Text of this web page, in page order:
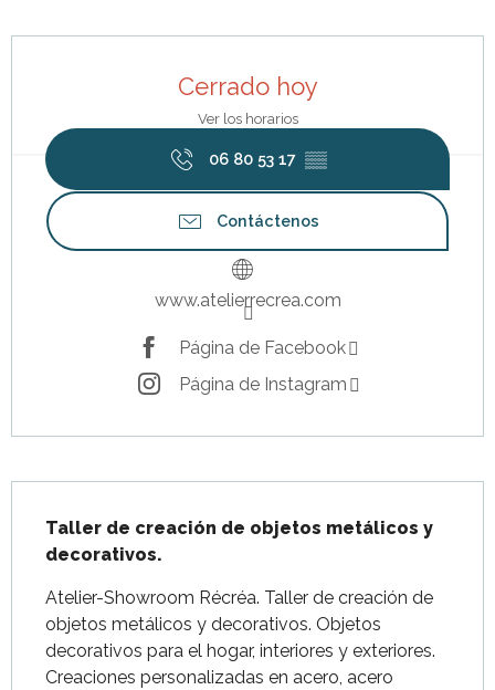
Cerrado hoy
Ver los horarios
06 80 53 17 ▒▒
Contáctenos
www.atelierrecrea.com
Página de Facebook
Página de Instagram
Taller de creación de objetos metálicos y
decorativos.
Atelier-Showroom Récréa. Taller de creación de
objetos metálicos y decorativos. Objetos
decorativos para el hogar, interiores y exteriores.
Creaciones personalizadas en acero, acero